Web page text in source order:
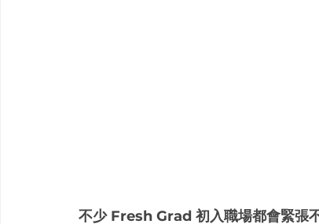
不少 Fresh Grad 初入職場都會緊張